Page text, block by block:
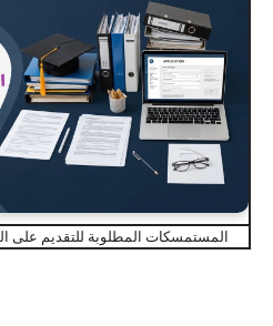
المستمسكات المطلوبة للتقديم على الدراسات